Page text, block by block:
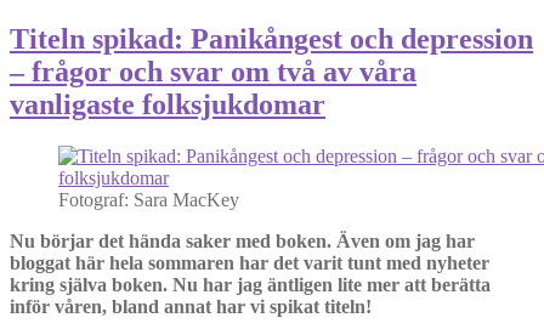
Titeln spikad: Panikångest och depression
– frågor och svar om två av våra
vanligaste folksjukdomar
Fotograf: Sara MacKey
Nu börjar det hända saker med boken. Även om jag har
bloggat här hela sommaren har det varit tunt med nyheter
kring själva boken. Nu har jag äntligen lite mer att berätta
inför våren, bland annat har vi spikat titeln!